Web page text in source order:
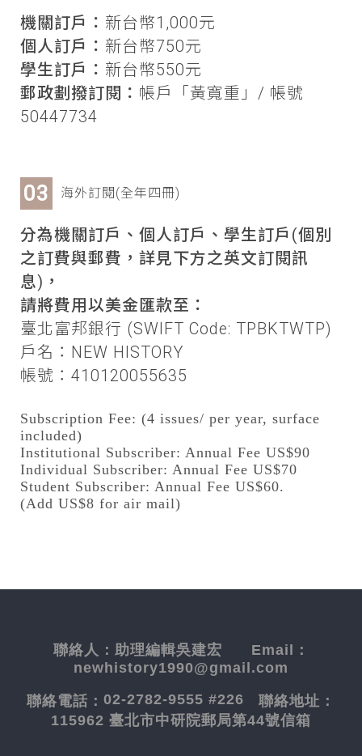
機關訂戶： 新台幣1,000元
個人訂戶： 新台幣750元
學生訂戶： 新台幣550元
郵政劃撥訂閱： 帳戶「黃寬重」/ 帳號
50447734
海外訂閱(全年四冊)
分為機關訂戶、個人訂戶、學生訂戶(個別
之訂費與郵費，詳見下方之英文訂閱訊
息)，
請將費用以美金匯款至：
臺北富邦銀行 (SWIFT Code: TPBKTWTP)
戶名：NEW HISTORY
帳號：410120055635
Subscription Fee: (4 issues/ per year, surface
included)
Institutional Subscriber: Annual Fee US$90
Individual Subscriber: Annual Fee US$70
Student Subscriber: Annual Fee US$60.
(Add US$8 for air mail)
聯絡人： 助理編輯吳建宏 Email：
newhistory1990@gmail.com
聯絡電話： 02-2782-9555 #226 聯絡地址：
115962 臺北市中研院郵局第44號信箱